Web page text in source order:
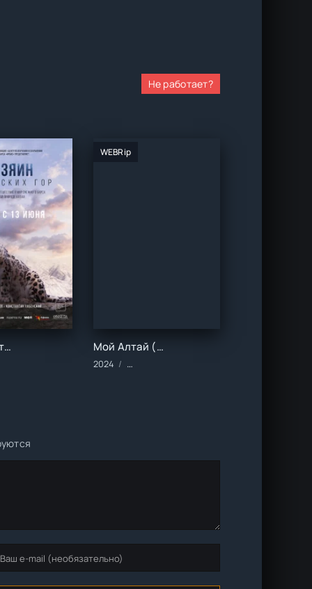
Не работает?
Хозяин Алтайских гор (2023)
2023 год/Зарубежные/Документальные
WEBRip
Мой Алтай (2024)
2024 Сериалы/2024 год/Зарубежные/Драма